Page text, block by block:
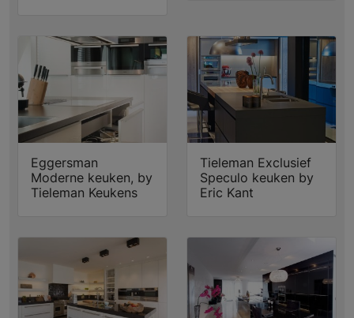
Eggersman
Moderne keuken, by
Tieleman Keukens
Tieleman Exclusief
Speculo keuken by
Eric Kant